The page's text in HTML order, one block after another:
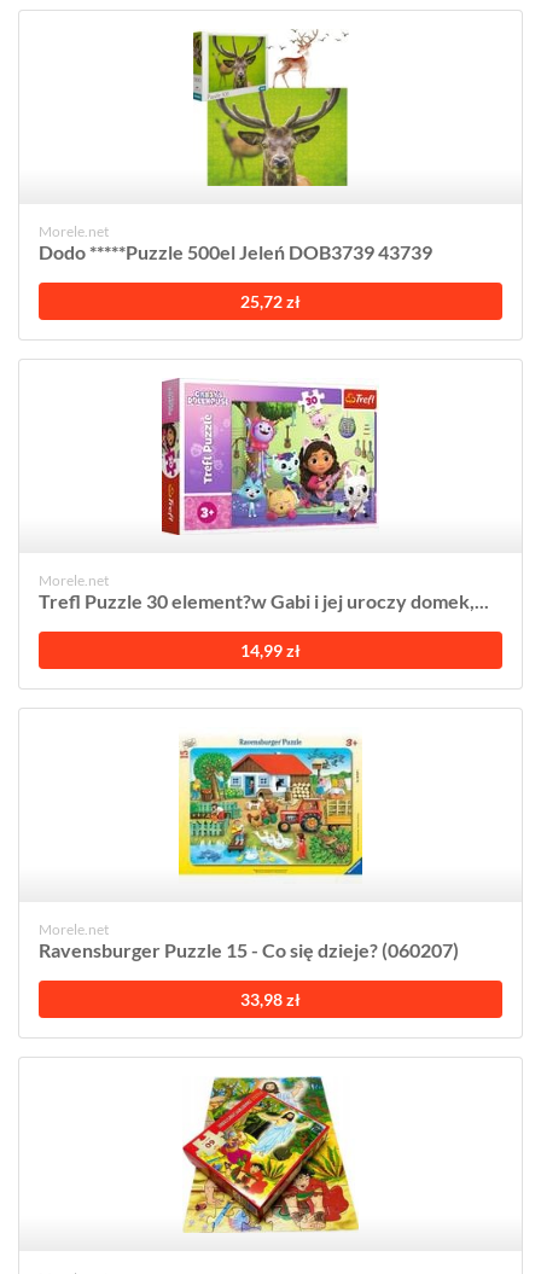
Morele.net
Dodo *****Puzzle 500el Jeleń DOB3739 43739
25,72 zł
Morele.net
Trefl Puzzle 30 element?w Gabi i jej uroczy domek,...
14,99 zł
Morele.net
Ravensburger Puzzle 15 - Co się dzieje? (060207)
33,98 zł